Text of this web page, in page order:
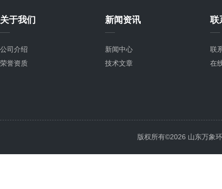
关于我们
公司介绍
荣誉资质
新闻资讯
新闻中心
技术文章
联
联
在
版权所有©2026 山东万象